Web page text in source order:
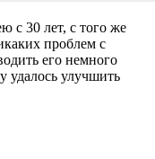
с 30 лет, с того же
проблем с
его немного
удалось улучшить